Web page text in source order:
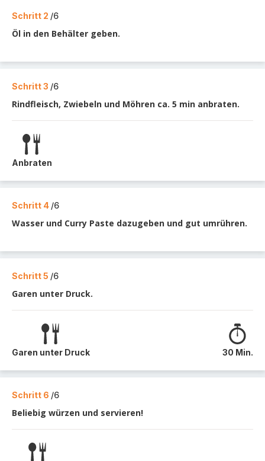
Schritt 2 /6
Öl in den Behälter geben.
Schritt 3 /6
Rindfleisch, Zwiebeln und Möhren ca. 5 min anbraten.
Anbraten
Schritt 4 /6
Wasser und Curry Paste dazugeben und gut umrühren.
Schritt 5 /6
Garen unter Druck.
Garen unter Druck 30 Min.
Schritt 6 /6
Beliebig würzen und servieren!